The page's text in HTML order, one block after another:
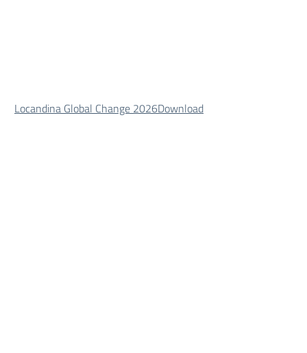
Locandina Global Change 2026Download